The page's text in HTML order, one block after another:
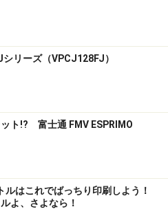
シリーズ（VPCJ128FJ）
ト!? 富士通 FMV ESPRIMO
ルはこれでばっちり印刷しよう！
よ、さよなら！